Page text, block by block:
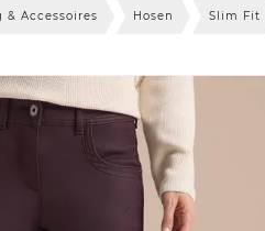
& Accessoires Hosen Slim Fit